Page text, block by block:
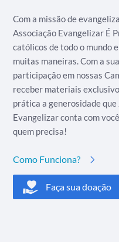
Com a missão de
Associação Evangelizar É
católicos de todo o mundo
muitas maneiras. Com a
participação em nossas
receber materiais
prática a generosidade que
Evangelizar conta com
quem precisa!
Como Funciona?
Faça sua doação